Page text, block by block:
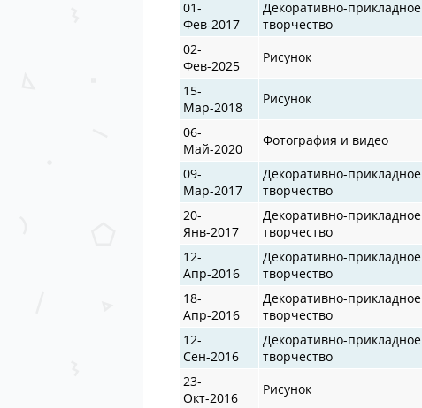
01-
Фев-2017
Декоративно-прикладное
творчество
02-
Фев-2025
Рисунок
15-
Мар-2018
Рисунок
06-
Май-2020
Фотография и видео
09-
Мар-2017
Декоративно-прикладное
творчество
20-
Янв-2017
Декоративно-прикладное
творчество
12-
Апр-2016
Декоративно-прикладное
творчество
18-
Апр-2016
Декоративно-прикладное
творчество
12-
Сен-2016
Декоративно-прикладное
творчество
23-
Окт-2016
Рисунок